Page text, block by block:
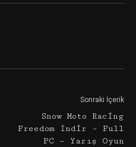
Sonraki İçerik
Snow Moto Racing
Freedom İndir – Full
PC – Yarış Oyun